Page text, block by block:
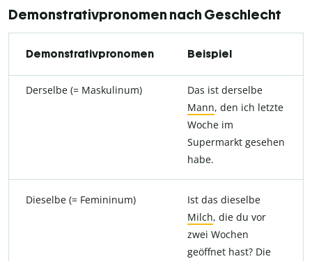
Demonstrativpronomen nach Geschlecht
Demonstrativpronomen Beispiel
Derselbe (= Maskulinum)
Das ist derselbe
Mann, den ich letzte
Woche im
Supermarkt gesehen
habe.
Dieselbe (= Femininum)
Ist das dieselbe
Milch, die du vor
zwei Wochen
geöffnet hast? Die